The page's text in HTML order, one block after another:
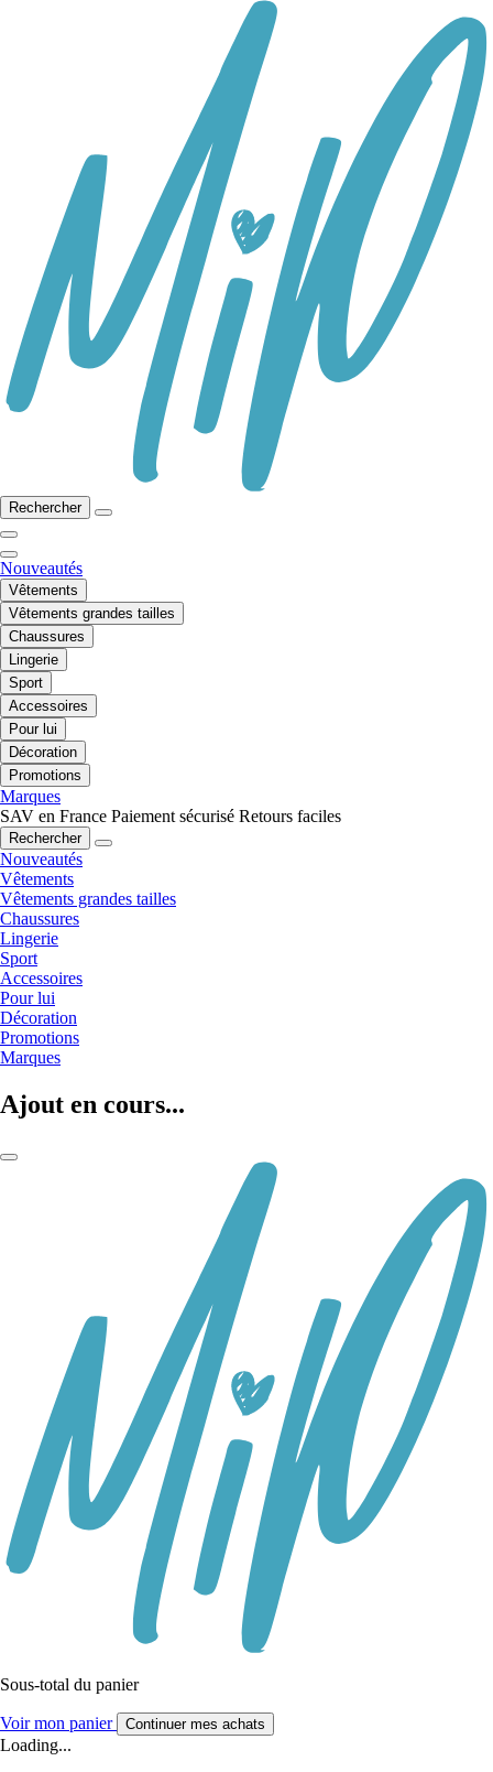
Rechercher
Nouveautés
Vêtements
Vêtements grandes tailles
Chaussures
Lingerie
Sport
Accessoires
Pour lui
Décoration
Promotions
Marques
SAV en France Paiement sécurisé Retours faciles
Rechercher
Nouveautés
Vêtements
Vêtements grandes tailles
Chaussures
Lingerie
Sport
Accessoires
Pour lui
Décoration
Promotions
Marques
Ajout en cours...
Sous-total du panier
Voir mon panier Continuer mes achats
Loading...